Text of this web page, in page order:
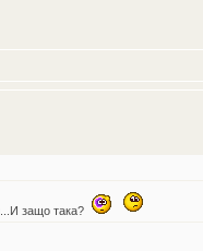
защо така?